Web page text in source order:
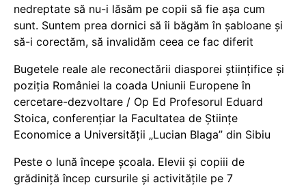
nedreptate să nu-i lăsăm pe copii să fie așa cum
sunt. Suntem prea dornici să îi băgăm în șabloane și
să-i corectăm, să invalidăm ceea ce fac diferit
Bugetele reale ale reconectării diasporei științifice și
poziția României la coada Uniunii Europene în
cercetare-dezvoltare / Op Ed Profesorul Eduard
Stoica, conferențiar la Facultatea de Științe
Economice a Universității „Lucian Blaga” din Sibiu
Peste o lună începe școala. Elevii și copiii de
grădiniță încep cursurile și activitățile pe 7